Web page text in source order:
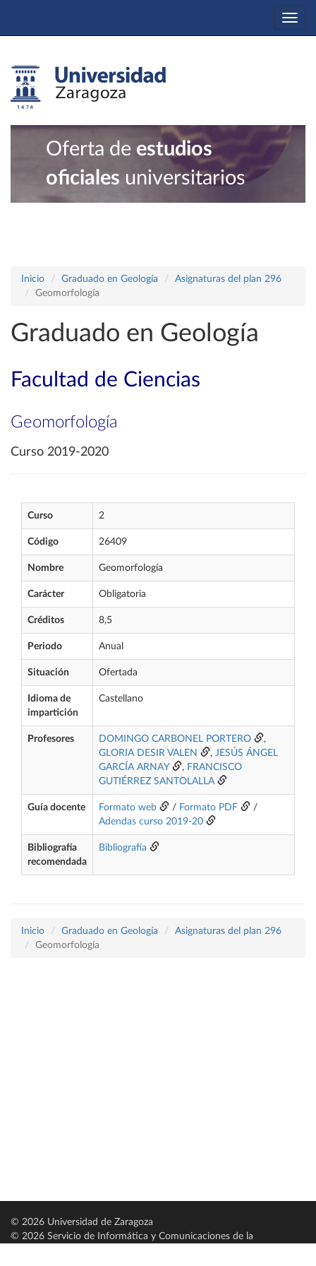
Oferta de estudios
oficiales universitarios
Inicio Graduado en Geología
Asignaturas del plan 296
Geomorfología
Graduado en Geología
Facultad de Ciencias
Geomorfología
Curso 2019-2020
Curso 2
Código 26409
Nombre Geomorfología
Carácter Obligatoria
Créditos 8,5
Periodo Anual
Situación Ofertada
Idioma de
impartición
Castellano
Profesores DOMINGO CARBONEL PORTERO
,
GLORIA DESIR VALEN
, JESÚS ÁNGEL
GARCÍA ARNAY
, FRANCISCO
GUTIÉRREZ SANTOLALLA
Guía docente Formato web / Formato PDF
/
Adendas curso 2019-20
Bibliografía
recomendada
Bibliografía
Inicio Graduado en Geología
Asignaturas del plan 296
Geomorfología
© 2026 Universidad de Zaragoza
© 2026 Servicio de Informática y Comunicaciones de la